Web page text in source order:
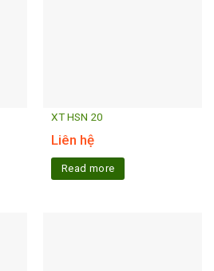
XT HSN 20
Liên hệ
Read more